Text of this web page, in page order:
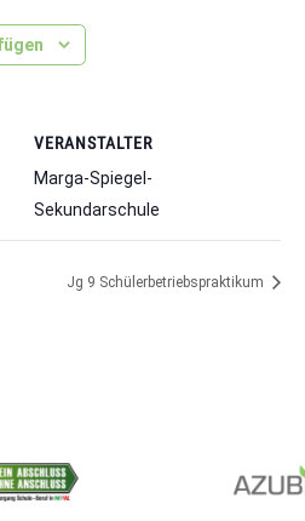
VERANSTALTER
Marga-Spiegel-
Sekundarschule
Jg 9 Schülerbetriebspraktikum